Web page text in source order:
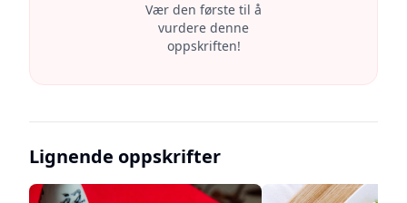
Vær den første til å
vurdere denne
oppskriften!
Lignende oppskrifter